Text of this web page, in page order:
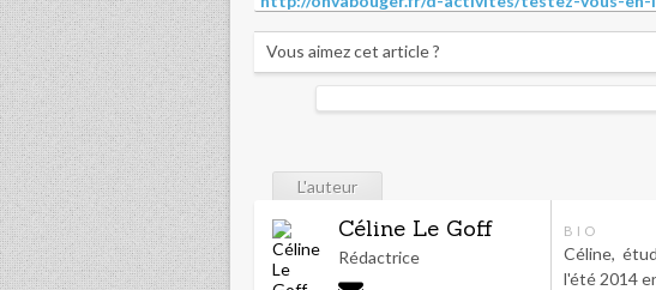
Vous aimez cet article ?
L'auteur
Céline Le Goff
Rédactrice
BIO
Céline,
l'été 2014